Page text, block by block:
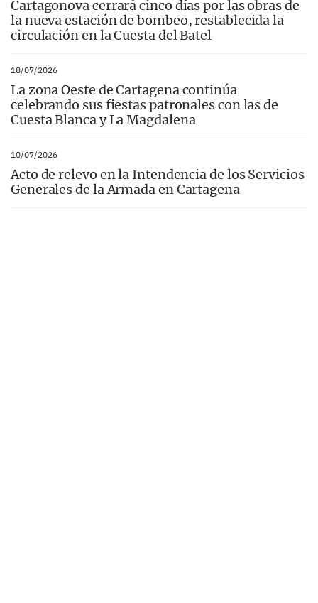
Cartagonova cerrará cinco días por las obras de
la nueva estación de bombeo, restablecida la
circulación en la Cuesta del Batel
18/07/2026
La zona Oeste de Cartagena continúa
celebrando sus fiestas patronales con las de
Cuesta Blanca y La Magdalena
10/07/2026
Acto de relevo en la Intendencia de los Servicios
Generales de la Armada en Cartagena